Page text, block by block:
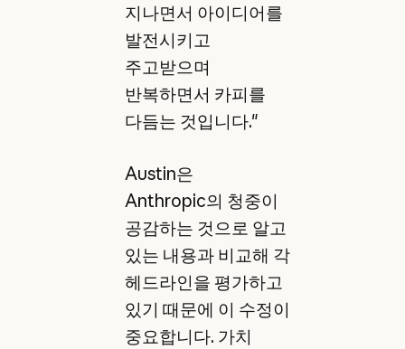
지나면서 아이디어를
발전시키고
주고받으며
반복하면서 카피를
다듬는 것입니다."
Austin은
Anthropic의 청중이
공감하는 것으로 알고
있는 내용과 비교해 각
헤드라인을 평가하고
있기 때문에 이 수정이
중요합니다. 가치